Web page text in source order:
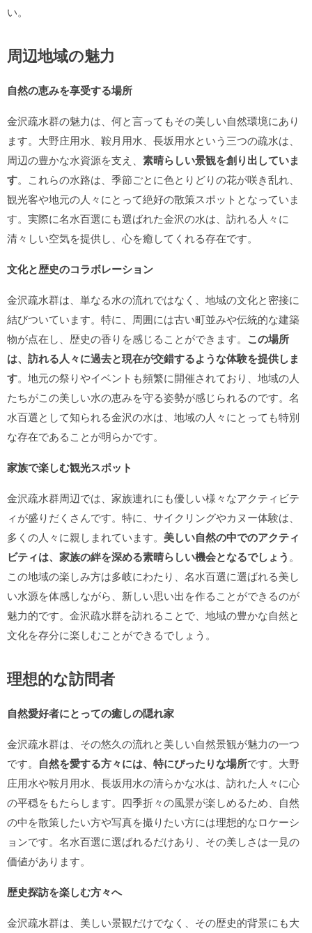
い。
周辺地域の魅力
自然の恵みを享受する場所
金沢疏水群の魅力は、何と言ってもその美しい自然環境にあり
ます。大野庄用水、鞍月用水、長坂用水という三つの疏水は、
周辺の豊かな水資源を支え、 素晴らしい景観を創り出していま
す。これらの水路は、季節ごとに色とりどりの花が咲き乱れ、
観光客や地元の人々にとって絶好の散策スポットとなっていま
す。実際に名水百選にも選ばれた金沢の水は、訪れる人々に
清々しい空気を提供し、心を癒してくれる存在です。
文化と歴史のコラボレーション
金沢疏水群は、単なる水の流れではなく、地域の文化と密接に
結びついています。特に、周囲には古い町並みや伝統的な建築
物が点在し、歴史の香りを感じることができます。 この場所
は、訪れる人々に過去と現在が交錯するような体験を提供しま
す。地元の祭りやイベントも頻繁に開催されており、地域の人
たちがこの美しい水の恵みを守る姿勢が感じられるのです。名
水百選として知られる金沢の水は、地域の人々にとっても特別
な存在であることが明らかです。
家族で楽しむ観光スポット
金沢疏水群周辺では、家族連れにも優しい様々なアクティビテ
ィが盛りだくさんです。特に、サイクリングやカヌー体験は、
多くの人々に親しまれています。 美しい自然の中でのアクティ
ビティは、家族の絆を深める素晴らしい機会となるでしょう 。
この地域の楽しみ方は多岐にわたり、名水百選に選ばれる美し
い水源を体感しながら、新しい思い出を作ることができるのが
魅力的です。金沢疏水群を訪れることで、地域の豊かな自然と
文化を存分に楽しむことができるでしょう。
理想的な訪問者
自然愛好者にとっての癒しの隠れ家
金沢疏水群は、その悠久の流れと美しい自然景観が魅力の一つ
です。 自然を愛する方々には、特にぴったりな場所です。大野
庄用水や鞍月用水、長坂用水の清らかな水は、訪れた人々に心
の平穏をもたらします。四季折々の風景が楽しめるため、自然
の中を散策したい方や写真を撮りたい方には理想的なロケーシ
ョンです。名水百選に選ばれるだけあり、その美しさは一見の
価値があります。
歴史探訪を楽しむ方々へ
金沢疏水群は、美しい景観だけでなく、その歴史的背景にも大